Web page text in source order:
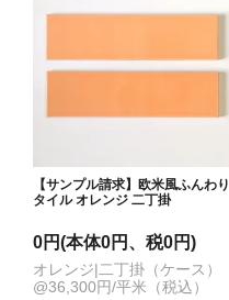
【サンプル請求】欧米風ふんわり
タイル オレンジ 二丁掛
0円(本体0円、税0円)
オレンジ|二丁掛（ケース）
@36,300円/平米（税込）